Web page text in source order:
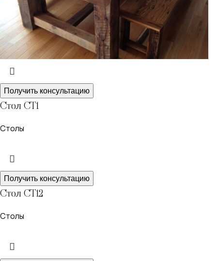
Получить консультацию
Стол СТ1
Столы
Получить консультацию
Стол СТ12
Столы